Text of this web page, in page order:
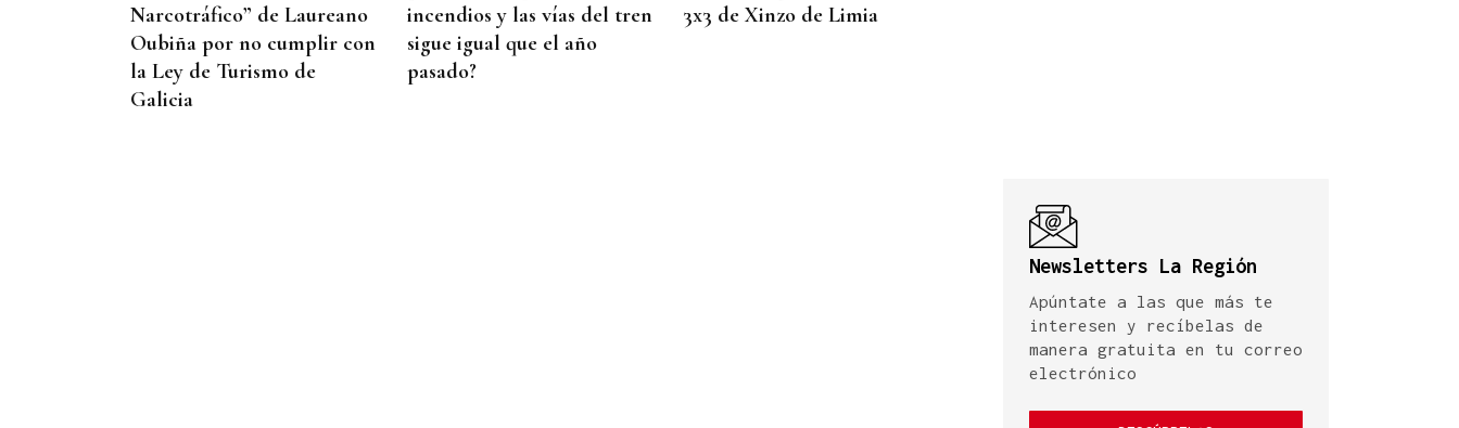
Narcotráfico” de Laureano
Oubiña por no cumplir con
la Ley de Turismo de
Galicia
incendios y las vías del tren
sigue igual que el año
pasado?
3x3 de Xinzo de Limia
Newsletters La Región
Apúntate a las que más te
interesen y recíbelas de
manera gratuita en tu correo
electrónico